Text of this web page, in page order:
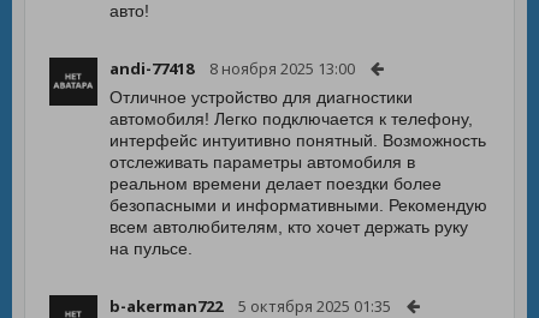
авто!
andi-77418 8 ноября 2025 13:00
Отличное устройство для диагностики
автомобиля! Легко подключается к телефону,
интерфейс интуитивно понятный. Возможность
отслеживать параметры автомобиля в
реальном времени делает поездки более
безопасными и информативными. Рекомендую
всем автолюбителям, кто хочет держать руку
на пульсе.
b-akerman722 5 октября 2025 01:35